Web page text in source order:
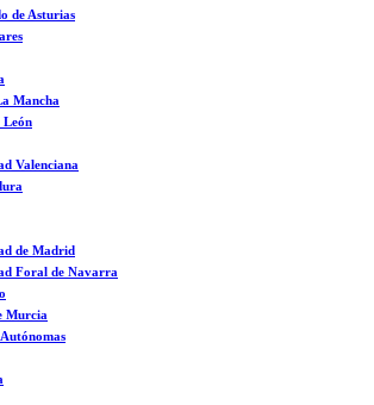
de Asturias
Mancha
León
Valenciana
de Madrid
Foral de Navarra
Murcia